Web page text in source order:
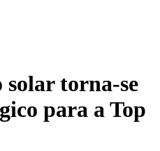
solar torna-se
para a Top